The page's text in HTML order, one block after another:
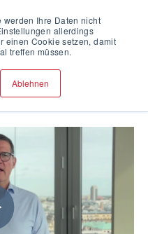
werden Ihre Daten nicht
allerdings
einen Cookie setzen, damit
treffen müssen.
Ablehnen
für